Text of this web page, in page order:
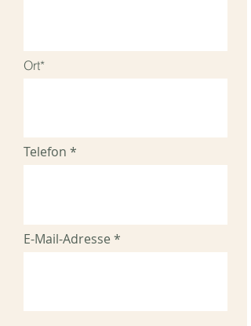
Ort*
Telefon
E-Mail-Adresse